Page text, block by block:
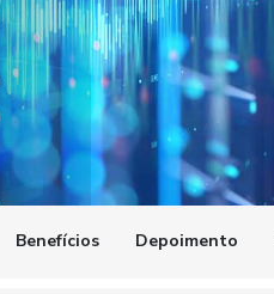
Benefícios Depoimento